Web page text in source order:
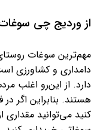
از وردیج چی سوغات
مهم‌ترین سوغات
دامداری و کشاورزی
دارد. از این‌رو اغلب
هستند. بنابراین اگر
کنید می‌توانید مقداری